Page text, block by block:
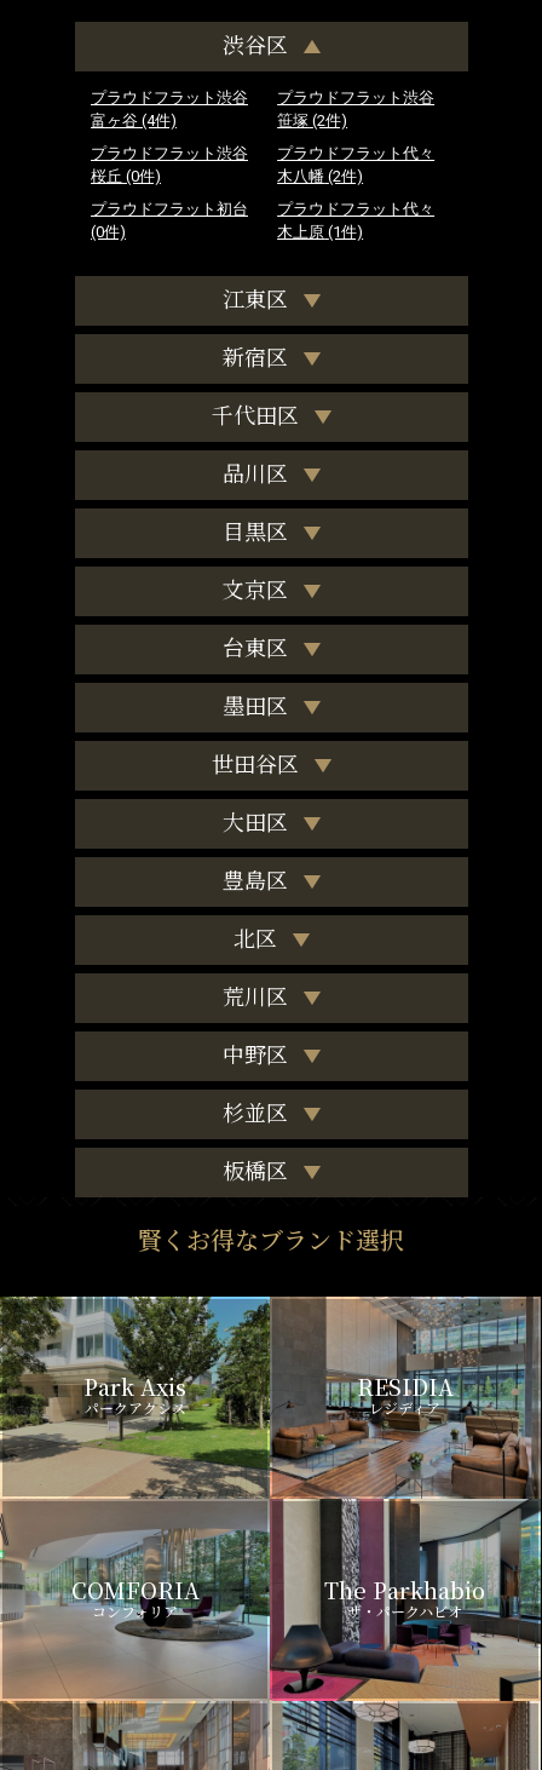
渋谷区
プラウドフラット渋谷
富ヶ谷 (4件)
プラウドフラット渋谷
笹塚 (2件)
プラウドフラット渋谷
桜丘 (0件)
プラウドフラット代々
木八幡 (2件)
プラウドフラット初台
(0件)
プラウドフラット代々
木上原 (1件)
江東区
新宿区
千代田区
品川区
目黒区
文京区
台東区
墨田区
世田谷区
大田区
豊島区
北区
荒川区
中野区
杉並区
板橋区
賢くお得なブランド選択
Park Axis
パークアクシス
RESIDIA
レジディア
COMFORIA
コンフォリア
The Parkhabio
ザ・パークハビオ